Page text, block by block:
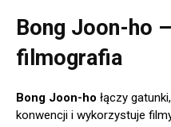
Bong Joon-ho
filmografia
Bong Joon-ho łączy
konwencji i wykorzystuje